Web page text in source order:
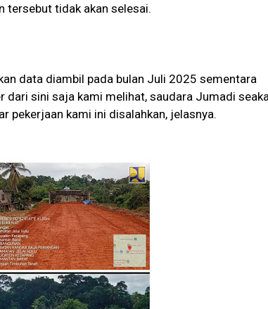
tersebut tidak akan selesai.
data diambil pada bulan Juli 2025 sementara
dari sini saja kami melihat, saudara Jumadi
pekerjaan kami ini disalahkan, jelasnya.